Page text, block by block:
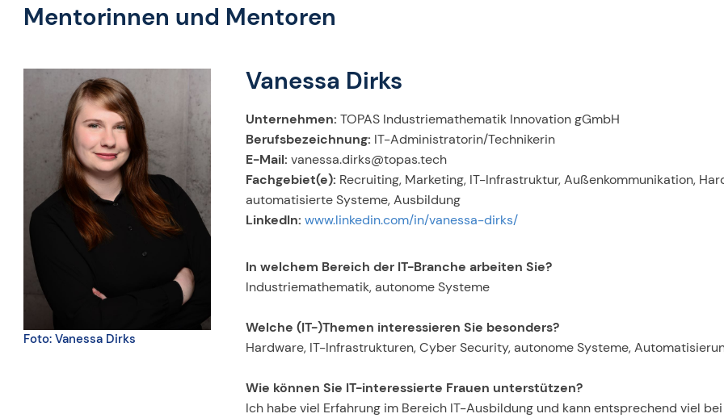
Mentorinnen und Mentoren
Foto: Vanessa Dirks
Vanessa Dirks
Unternehmen: TOPAS Industriemathematik Innovation gGmbH
Berufsbezeichnung: IT-Administratorin/Technikerin
E-Mail:vanessa.dirks@topas.tech
Fachgebiet(e): Recruiting, Marketing, IT-Infrastruktur, Außenkommunikation,
automatisierte Systeme, Ausbildung
LinkedIn: www.linkedin.com/in/vanessa-dirks/
In welchem Bereich der IT-Branche arbeiten Sie?
Industriemathematik, autonome Systeme
Welche (IT-)Themen interessieren Sie besonders?
Hardware, IT-Infrastrukturen, Cyber Security, autonome Systeme,
Wie können Sie IT-interessierte Frauen unterstützen?
Ich habe viel Erfahrung im Bereich IT-Ausbildung und kann entsprechend viel